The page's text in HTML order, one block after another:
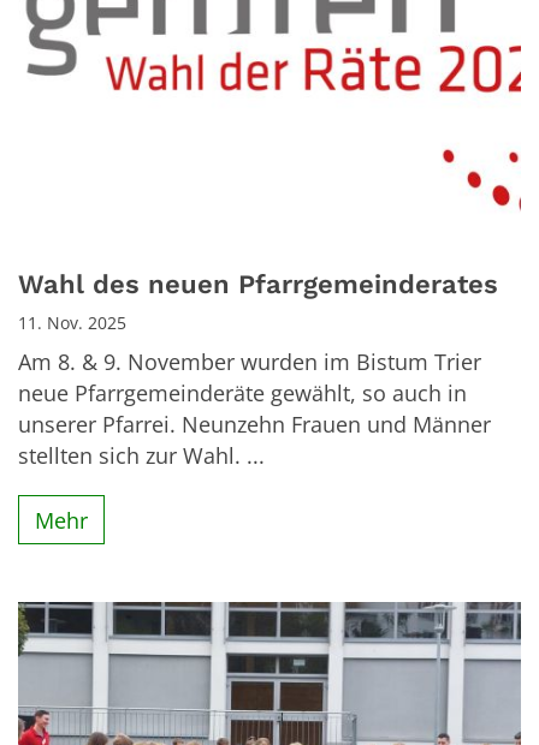
Wahl des neuen Pfarrgemeinderates
11. Nov. 2025
Am 8. & 9. November wurden im Bistum Trier
neue Pfarrgemeinderäte gewählt, so auch in
unserer Pfarrei. Neunzehn Frauen und Männer
stellten sich zur Wahl. ...
Mehr